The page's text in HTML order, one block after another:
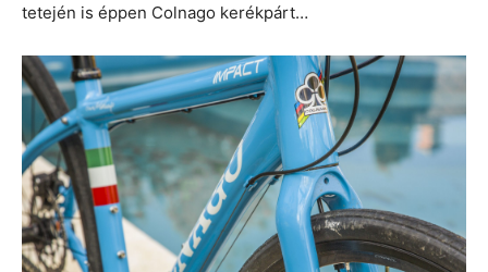
tetején is éppen Colnago kerékpárt…